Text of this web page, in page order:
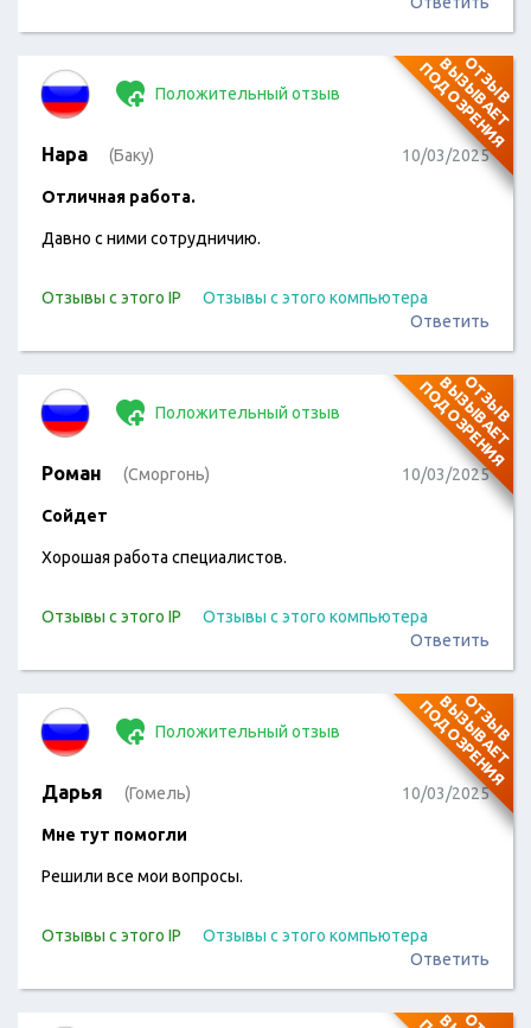
О
Т
З
Ы
В
В
Ы
З
Ы
В
А
Е
Т
П
О
Д
О
З
Р
Е
Н
И
Я
Положительный отзыв
Нара (Баку) 10/03/2025
Отличная работа.
Давно с ними сотрудничию.
Отзывы с этого IP
Отзывы с этого компьютера
Ответить
О
Т
З
Ы
В
В
Ы
З
Ы
В
А
Е
Т
П
О
Д
О
З
Р
Е
Н
И
Я
Положительный отзыв
Роман (Сморгонь) 10/03/2025
Сойдет
Хорошая работа специалистов.
Отзывы с этого IP
Отзывы с этого компьютера
Ответить
О
Т
З
Ы
В
В
Ы
З
Ы
В
А
Е
Т
П
О
Д
О
З
Р
Е
Н
И
Я
Положительный отзыв
Дарья (Гомель) 10/03/2025
Мне тут помогли
Решили все мои вопросы.
Отзывы с этого IP
Отзывы с этого компьютера
Ответить